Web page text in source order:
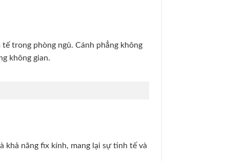
trong phòng ngủ. Cánh phẳng không
không gian.
khả năng fix kính, mang lại sự tinh tế và